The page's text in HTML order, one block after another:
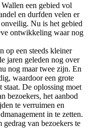
een gebied vol
en durfden velen er
Nu is het gebied
ontwikkeling waar nog
op een steeds kleiner
jaren geleden nog over
nog maar twee zijn. En
waardoor een grote
staat. De oplossing moet
bezoekers, het aanbod
te verruimen en
in te zetten.
van bezoekers te